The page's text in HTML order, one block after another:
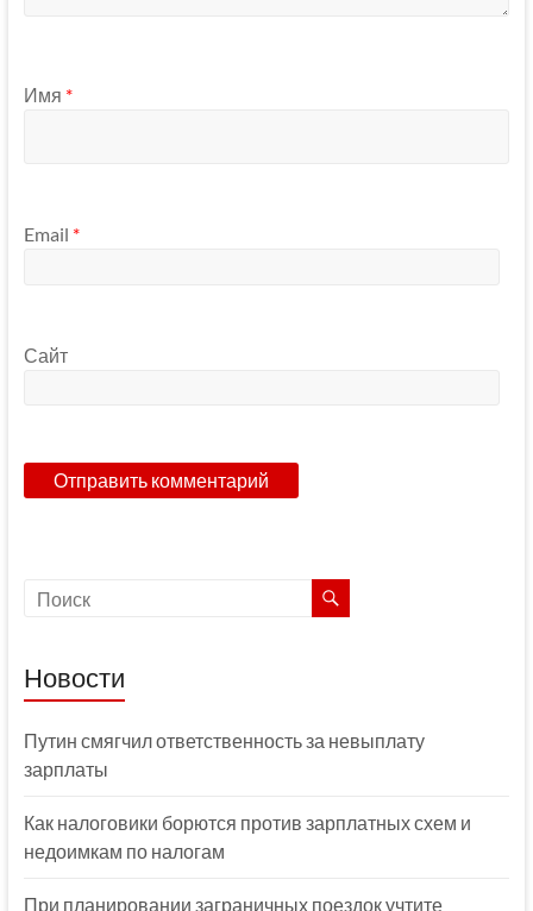
Имя *
Email *
Сайт
Новости
Путин смягчил ответственность за невыплату
зарплаты
Как налоговики борются против зарплатных схем и
недоимкам по налогам
При планировании заграничных поездок учтите